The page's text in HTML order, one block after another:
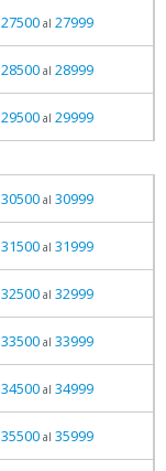
27500al 27999
28500al 28999
29500al 29999
30500al 30999
31500al 31999
32500al 32999
33500al 33999
34500al 34999
35500al 35999